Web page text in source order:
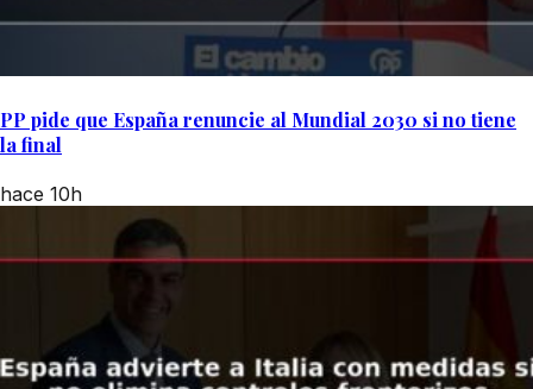
PP pide que España renuncie al Mundial 2030 si no tiene
la final
hace 10h